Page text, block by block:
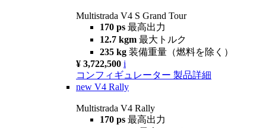
Multistrada V4 S Grand Tour
170 ps 最高出力
12.7 kgm 最大トルク
235 kg 装備重量（燃料を除く）
¥ 3,722,500 i
コンフィギュレーター 製品詳細
new V4 Rally
Multistrada V4 Rally
170 ps 最高出力